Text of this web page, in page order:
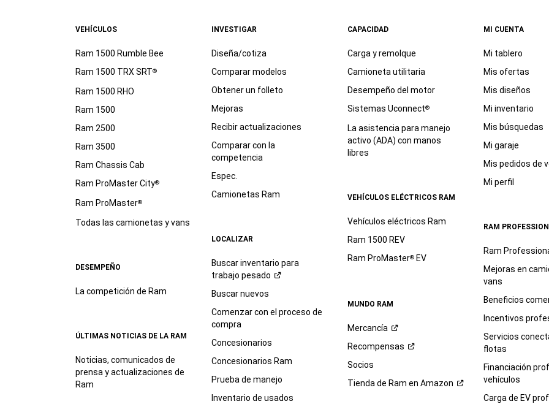
VEHÍCULOS
Ram 1500 Rumble Bee
Ram 1500 TRX SRT®
Ram 1500 RHO
Ram 1500
Ram 2500
Ram 3500
Ram Chassis Cab
Ram ProMaster City®
Ram ProMaster®
Todas las camionetas y vans
DESEMPEÑO
La competición de Ram
ÚLTIMAS NOTICIAS DE LA RAM
Noticias, comunicados de
prensa y actualizaciones de
Ram
INVESTIGAR
Diseña/cotiza
Comparar modelos
Obtener un folleto
Mejoras
Recibir actualizaciones
Comparar con la
competencia
Espec.
Camionetas Ram
LOCALIZAR
Buscar inventario para
trabajo pesado
Buscar nuevos
Comenzar con el proceso de
compra
Concesionarios
Concesionarios Ram
Prueba de manejo
Inventario de usados
CAPACIDAD
Carga y remolque
Camioneta utilitaria
Desempeño del motor
Sistemas Uconnect®
La asistencia para manejo
activo (ADA) con manos
libres
VEHÍCULOS ELÉCTRICOS RAM
Vehículos eléctricos Ram
Ram 1500 REV
Ram ProMaster®EV
MUNDO RAM
Mercancía
Recompensas
Socios
Tienda de Ram en Amazon
MI CUENTA
Mi tablero
Mis ofertas
Mis diseños
Mi inventario
Mis búsquedas
Mi garaje
Mis pedidos de
Mi perfil
RAM
Ram
Mejoras en
vans
Beneficios
Incentivos
Servicios
flotas
Financiación
vehículos
Carga de EV